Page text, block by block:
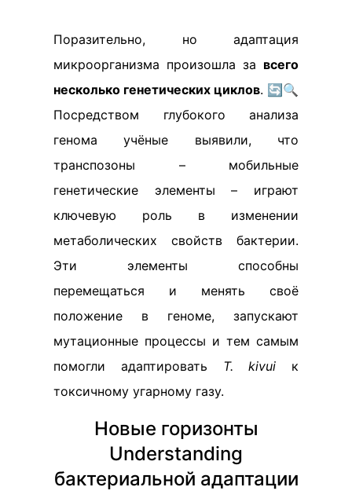
Поразительно, но адаптация
микроорганизма произошла за всего
несколько генетических циклов. 🔄🔍
Посредством глубокого анализа
генома учёные выявили, что
транспозоны – мобильные
генетические элементы – играют
ключевую роль в изменении
метаболических свойств бактерии.
Эти элементы способны
перемещаться и менять своё
положение в геноме, запускают
мутационные процессы и тем самым
помогли адаптировать T. kivui к
токсичному угарному газу.
Новые горизонты
Understanding
бактериальной адаптации